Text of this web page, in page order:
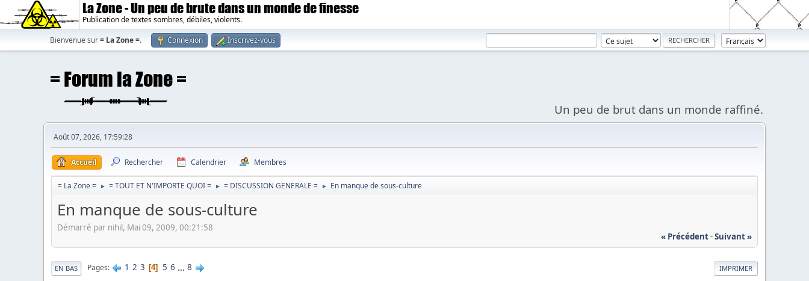
La Zone - Un peu de brute dans un monde de finesse
Publication de textes sombres, débiles, violents.
Bienvenue sur= La Zone =. Connexion Inscrivez-vous
Un peu de brut dans un monde raffiné.
Août 07, 2026, 17:59:28
Accueil Rechercher Calendrier Membres
= La Zone = ► = TOUT ET N'IMPORTE QUOI = ► = DISCUSSION GENERALE = ► En manque de sous-culture
En manque de sous-culture
Démarré par nihil, Mai 09, 2009, 00:21:58
« Précédent-Suivant »
IMPRIMER
EN BAS Pages 1 2 3 4 5 6 ... 8